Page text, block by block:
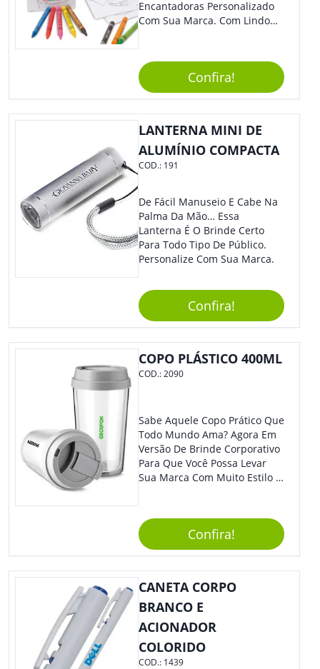
Encantadoras Personalizado
Com Sua Marca. Com Lindo
Perfeito, Não É?!
Confira!
LANTERNA MINI DE
ALUMÍNIO COMPACTA
COD.: 191
De Fácil Manuseio E Cabe Na
Palma Da Mão… Essa
Lanterna É O Brinde Certo
Para Todo Tipo De Público.
Personalize Com Sua Marca.
Confira!
COPO PLÁSTICO 400ML
COD.:2090
Sabe Aquele Copo Prático Que
Todo Mundo Ama? Agora Em
Versão De Brinde Corporativo
Para Que Você Possa Levar
Sua Marca Com Muito Estilo E
De Exposição.
Confira!
CANETA CORPO
BRANCO E
ACIONADOR
COLORIDO
COD.: 1439